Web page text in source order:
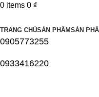
0 items 0 ₫
TRANG CHỦSẢN PHẨMSẢN
0905773255
0933416220